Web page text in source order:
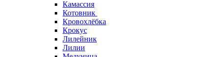
Камассия
Котовник
Кровохлёбка
Крокус
Лилейник
Лилии